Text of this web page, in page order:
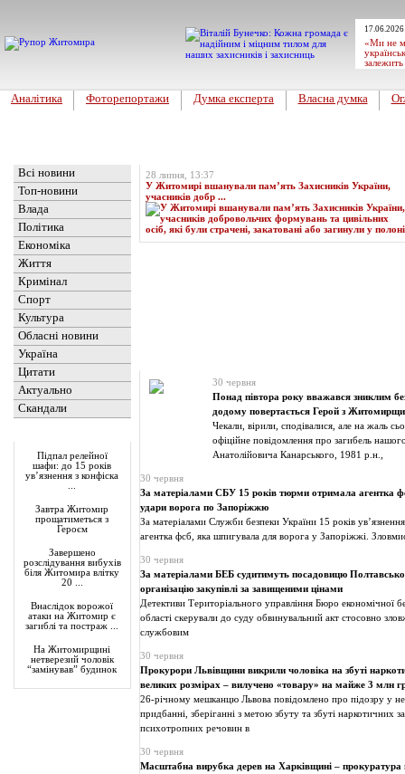
«Ми не
Аналітика Фоторепортажи Думка експерта Власна думка
Всі новини
Топ-новини
Влада
Політика
Економіка
Життя
Кримінал
Спорт
Культура
Обласні новини
Україна
Цитати
Актуально
Скандали
Підпал релейної
шафи: до 15 років
ув’язнення з конфіска
Завтра Житомир
прощатиметься з
Героєм
Завершено
розслідування вибухів
біля Житомира влітку
20 ...
Внаслідок ворожої
атаки на Житомир є
загиблі та постраж ...
На Житомирщині
нетверезий чоловік
“замінував” будинок
28 липня, 13:37
У Житомирі вшанували пам’ять Захисників України,
учасників добр ...
30 червня
Понад півтора року вважався зниклим
додому повертається Герой з
Чекали, вірили, сподівалися, але на жаль
офіційне повідомлення про загибель
Анатолійовича Канарського, 1981 р.н.,
30 червня
За матеріалами СБУ 15 років тюрми отримала агентка
удари ворога по Запоріжжю
За матеріалами Служби безпеки України 15 років
агентка фсб, яка шпигувала для ворога у Запоріжжі.
30 червня
За матеріалами БЕБ судитимуть посадовицю
організацію закупівлі за завищеними цінами
Детективи Територіального управління Бюро економічної
області скерували до суду обвинувальний акт стосовно
службовим
30 червня
Прокурори Львівщини викрили чоловіка на збуті
великих розмірах – вилучено «товару» на майже 3 млн
26-річному мешканцю Львова повідомлено про підозру у
придбанні, зберіганні з метою збуту та збуті наркотичних
психотропних речовин в
30 червня
Масштабна вирубка дерев на Харківщині – прокуратура